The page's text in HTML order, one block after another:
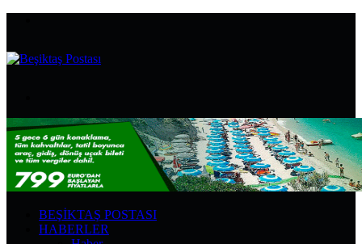
...
BEŞIKTAŞ POSTASI
HABERLER